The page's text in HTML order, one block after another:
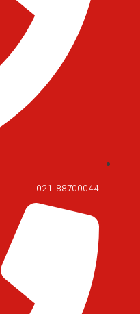
021-88700044